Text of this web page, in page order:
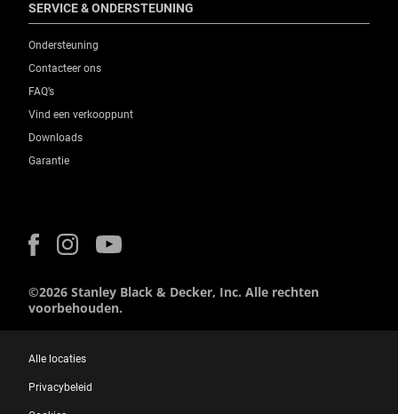
SERVICE & ONDERSTEUNING
Ondersteuning
Contacteer ons
FAQ’s
Vind een verkooppunt
Downloads
Garantie
©2026 Stanley Black & Decker, Inc. Alle rechten
voorbehouden.
Alle locaties
Privacybeleid